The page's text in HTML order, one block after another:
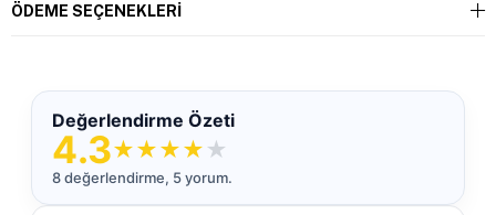
ÖDEME SEÇENEKLERI
Değerlendirme Özeti
4.3★★★★ ★
8 değerlendirme, 5 yorum.